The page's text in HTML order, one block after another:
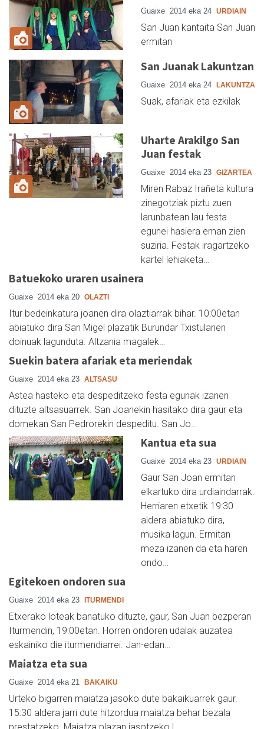
Guaixe 2014 eka 24 URDIAIN
San Juan kantaita San Juan
ermitan
San Juanak Lakuntzan
Guaixe 2014 eka 24 LAKUNTZA
Suak, afariak eta ezkilak
Uharte Arakilgo San
Juan festak
Guaixe 2014 eka 23 GIZARTEA
Miren Rabaz Irañeta kultura
zinegotziak piztu zuen
larunbatean lau festa
egunei hasiera eman zien
suziria. Festak iragartzeko
kartel lehiaketa…
Batuekoko uraren usainera
Guaixe 2014 eka 20 OLAZTI
Itur bedeinkatura joanen dira olaztiarrak bihar. 10:00etan
abiatuko dira San Migel plazatik Burundar Txistularien
doinuak lagunduta. Altzania magalek…
Suekin batera afariak eta meriendak
Guaixe 2014 eka 23 ALTSASU
Astea hasteko eta despeditzeko festa egunak izanen
dituzte altsasuarrek. San Joanekin hasitako dira gaur eta
domekan San Pedrorekin despeditu. San Jo…
Kantua eta sua
Guaixe 2014 eka 23 URDIAIN
Gaur San Joan ermitan
elkartuko dira urdiaindarrak.
Herriaren etxetik 19:30
aldera abiatuko dira,
musika lagun. Ermitan
meza izanen da eta haren
ondo…
Egitekoen ondoren sua
Guaixe 2014 eka 23 ITURMENDI
Etxerako loteak banatuko dituzte, gaur, San Juan bezperan
Iturmendin, 19:00etan. Horren ondoren udalak auzatea
eskainiko die iturmendiarrei. Jan-edan…
Maiatza eta sua
Guaixe 2014 eka 21 BAKAIKU
Urteko bigarren maiatza jasoko dute bakaikuarrek gaur.
15:30 aldera jarri dute hitzordua maiatza behar bezala
prestatzeko. Maiatza plazan jasotzeko l…